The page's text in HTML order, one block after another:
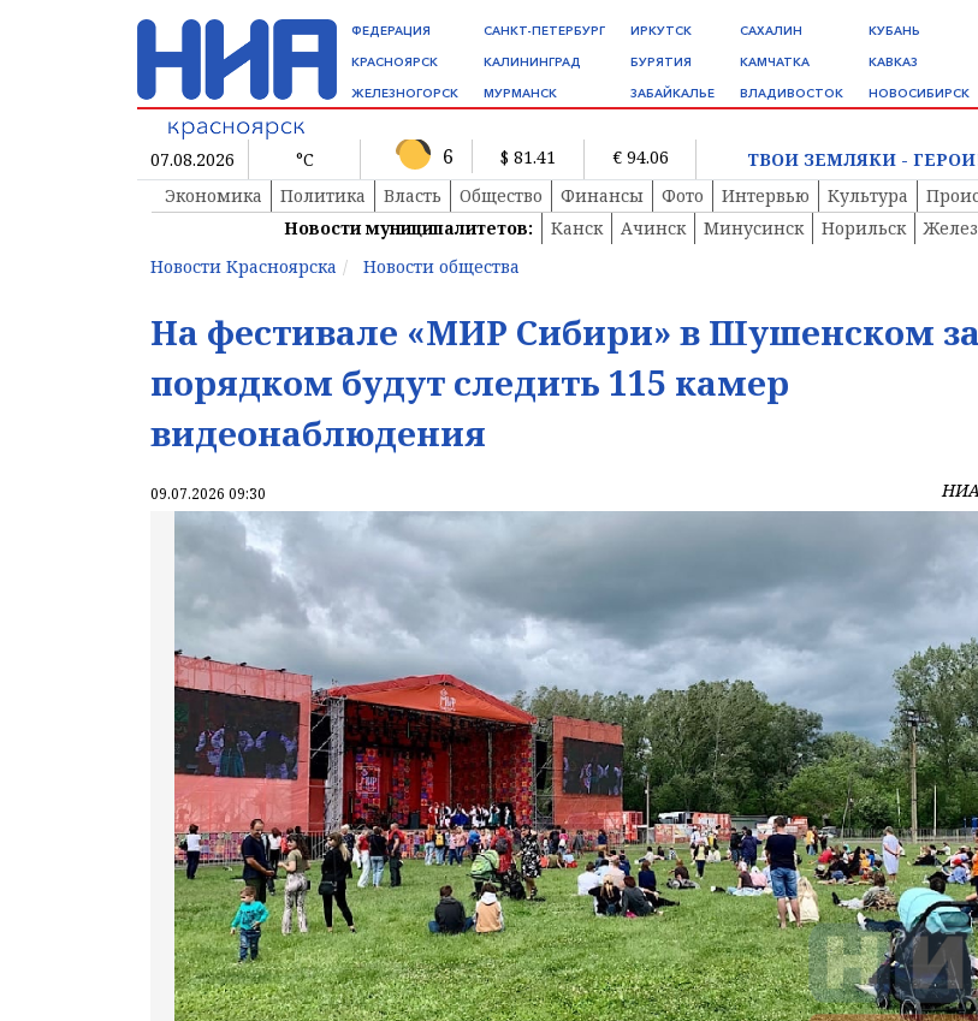
ФЕДЕРАЦИЯ
КРАСНОЯРСК
ЖЕЛЕЗНОГОРСК
САНКТ-ПЕТЕРБУРГ
КАЛИНИНГРАД
МУРМАНСК
ИРКУТСК
БУРЯТИЯ
ЗАБАЙКАЛЬЕ
САХАЛИН
КАМЧАТКА
ВЛАДИВОСТОК
КУБАНЬ
КАВКАЗ
НОВОСИБИРСК
07.08.2026 °C 6 $ 81.41 € 94.06
ТВОИ ЗЕМЛЯКИ -
Экономика
Политика Власть Общество Финансы Фото Интервью Культура
Новости муниципалитетов:
Канск Ачинск Минусинск Норильск
Новости Красноярска
Новости общества
На фестивале «МИР Сибири» в Шушенском за
порядком будут следить 115 камер
видеонаблюдения
09.07.2026 09:30